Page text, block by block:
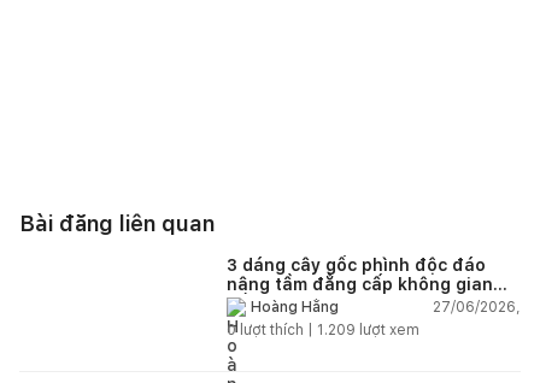
Bài đăng liên quan
3 dáng cây gốc phình độc đáo
nâng tầm đẳng cấp không gian
sốngHoàng Hằng
27/06/2026,
0lượt thích | 1.209 lượt xem